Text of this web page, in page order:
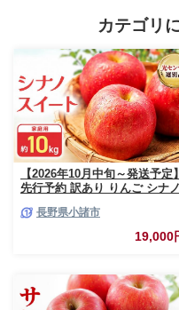
カテゴリ
【2026年10月中旬～発送予定】
先行予約 訳あり りんご シナノ
庭用 フルーツ 果物 甘い 訳あり
長野県小諸市
19,000